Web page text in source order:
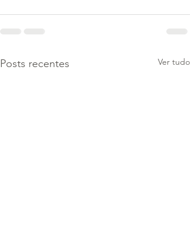
Posts recentes Ver tudo